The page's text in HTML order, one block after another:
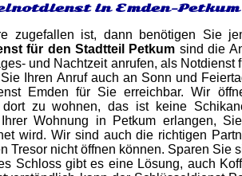
in Emden-Petkum
zugefallen ist, dann benötigen Sie
für den Stadtteil Petkum sind die
und Nachtzeit anrufen, als
Ihren Anruf auch an Sonn und
Emden für Sie erreichbar. Wir
dort zu wohnen, das ist keine
Wohnung in Petkum erlangen,
wird. Wir sind auch die richtigen
Tresor nicht öffnen können. Sparen Sie
Schloss gibt es eine Lösung, auch